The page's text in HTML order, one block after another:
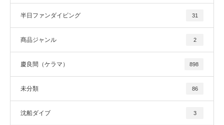
半日ファンダイビング 31
商品ジャンル 2
慶良間（ケラマ） 898
未分類 86
沈船ダイブ 3